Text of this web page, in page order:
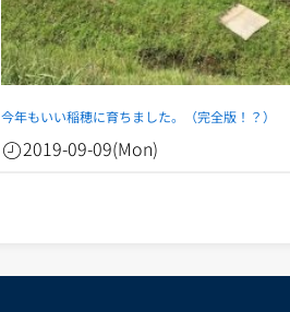
今年もいい稲穂に育ちました。（完全版！？）
2019-09-09(Mon)